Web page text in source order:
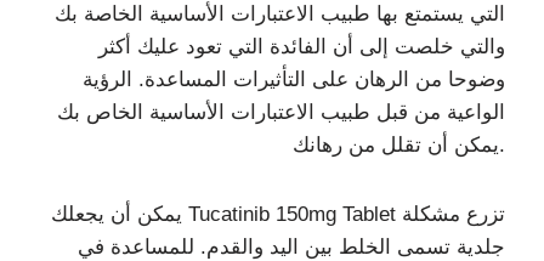
التي يستمتع بها طبيب الاعتبارات الأساسية الخاصة بك
والتي خلصت إلى أن الفائدة التي تعود عليك أكثر
وضوحا من الرهان على التأثيرات المساعدة. الرؤية
الواعية من قبل طبيب الاعتبارات الأساسية الخاص بك
يمكن أن تقلل من رهانك.
يمكن أن يجعلك Tucatinib 150mg Tablet تزرع مشكلة
جلدية تسمى الخلط بين اليد والقدم. للمساعدة في